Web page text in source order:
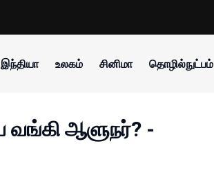
இந்தியா உலகம் சினிமா தொழில்நுட்பம்
வங்கி ஆளுநர்? -